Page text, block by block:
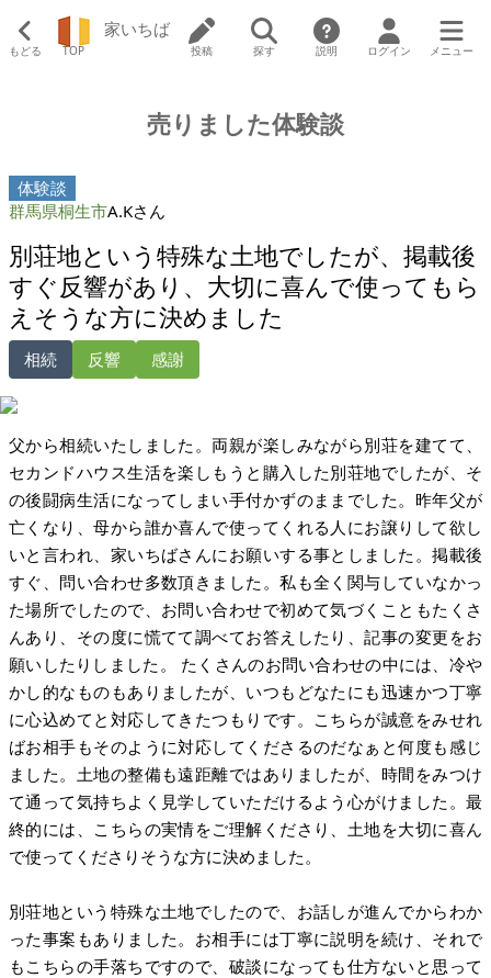
もどる TOP
家いちば
投稿 探す 説明 ログイン メニュー
売りました体験談
体験談
群馬県桐生市A.Kさん
別荘地という特殊な土地でしたが、掲載後
すぐ反響があり、大切に喜んで使ってもら
えそうな方に決めました
相続 反響 感謝
父から相続いたしました。両親が楽しみながら別荘を建てて、
セカンドハウス生活を楽しもうと購入した別荘地でしたが、そ
の後闘病生活になってしまい手付かずのままでした。昨年父が
亡くなり、母から誰か喜んで使ってくれる人にお譲りして欲し
いと言われ、家いちばさんにお願いする事としました。掲載後
すぐ、問い合わせ多数頂きました。私も全く関与していなかっ
た場所でしたので、お問い合わせで初めて気づくこともたくさ
んあり、その度に慌てて調べてお答えしたり、記事の変更をお
願いしたりしました。 たくさんのお問い合わせの中には、冷や
かし的なものもありましたが、いつもどなたにも迅速かつ丁寧
に心込めてと対応してきたつもりです。こちらが誠意をみせれ
ばお相手もそのように対応してくださるのだなぁと何度も感じ
ました。土地の整備も遠距離ではありましたが、時間をみつけ
て通って気持ちよく見学していただけるよう心がけました。最
終的には、こちらの実情をご理解くださり、土地を大切に喜ん
で使ってくださりそうな方に決めました。
別荘地という特殊な土地でしたので、お話しが進んでからわか
った事案もありました。お相手には丁寧に説明を続け、それで
もこちらの手落ちですので、破談になっても仕方ないと思って